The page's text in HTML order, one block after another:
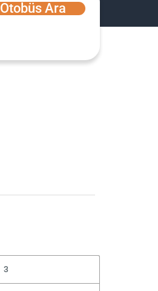
Otobüs Ara
3